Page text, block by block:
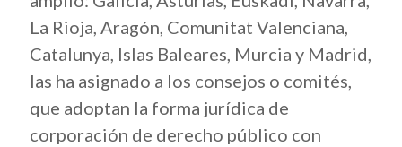
La Rioja, Aragón, Comunitat Valenciana,
Catalunya, Islas Baleares, Murcia y Madrid,
las ha asignado a los consejos o comités,
que adoptan la forma jurídica de
corporación de derecho público con